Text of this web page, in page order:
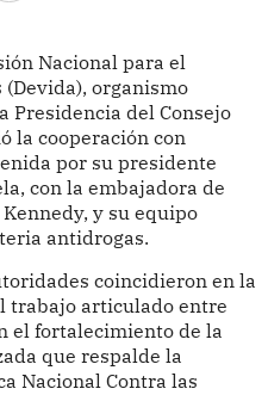
Nacional para el
organismo
Presidencia del Consejo
la cooperación con
por su presidente
con la embajadora de
y su equipo
antidrogas.
coincidieron en la
trabajo articulado entre
el fortalecimiento de la
que respalde la
Nacional Contra las